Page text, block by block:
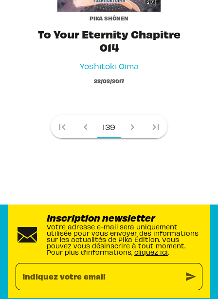
PIKA SHÔNEN
To Your Eternity Chapitre
014
Yoshitoki Oima
22/02/2017
first_page chevron_left 139 chevron_right last_page
Inscription newsletter
Votre adresse e-mail sera uniquement
utilisée pour vous envoyer des informations
sur les actualités de Pika Édition. Vous
pouvez vous désinscrire à tout moment.
Pour plus d’informations, cliquez ici.
Indiquez votre email send